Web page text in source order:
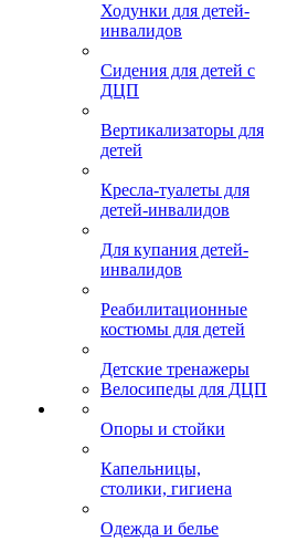
Ходунки для детей-
инвалидов
Сидения для детей с
ДЦП
Вертикализаторы для
детей
Кресла-туалеты для
детей-инвалидов
Для купания детей-
инвалидов
Реабилитационные
костюмы для детей
Детские тренажеры
Велосипеды для ДЦП
Опоры и стойки
Капельницы,
столики, гигиена
Одежда и белье